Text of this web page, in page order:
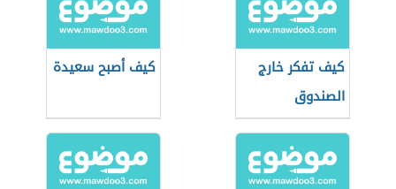
كيف تفكر خارج
الصندوق
كيف أصبح سعيدة